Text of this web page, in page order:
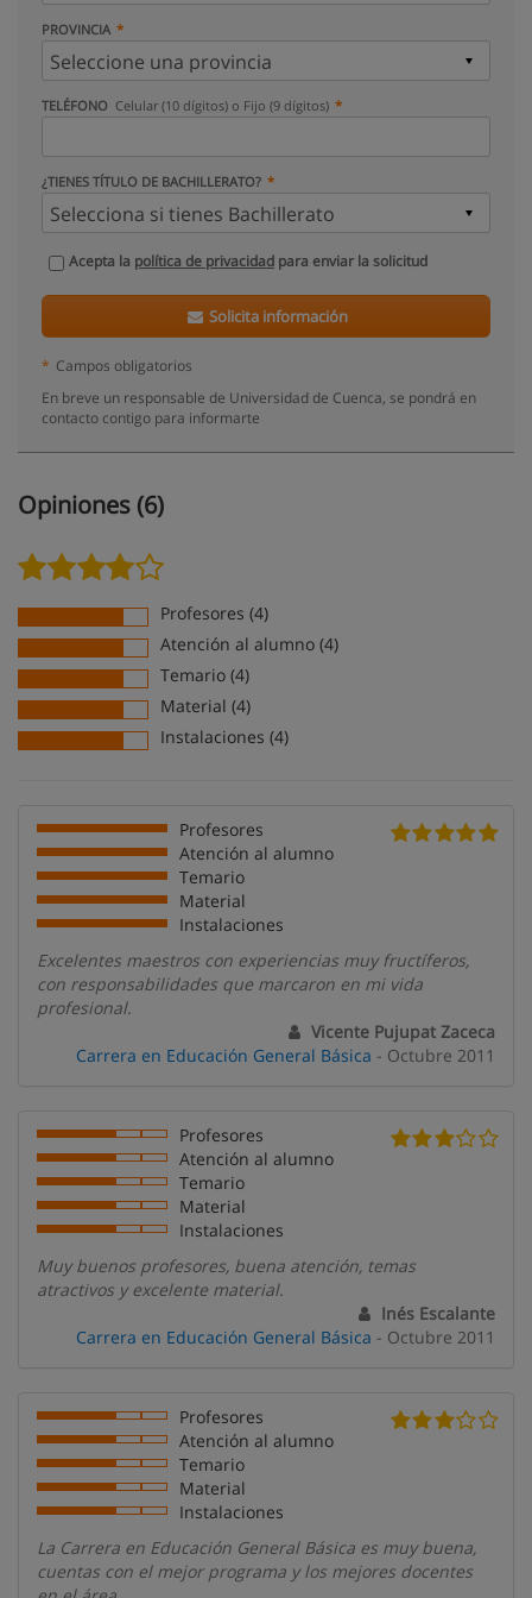
PROVINCIA
TELÉFONO Celular (10 dígitos) o Fijo (9 dígitos)
¿TIENES TÍTULO DE BACHILLERATO?
Acepta la política de privacidad para enviar la solicitud
Solicita información
* Campos obligatorios
En breve un responsable de Universidad de Cuenca, se pondrá en
contacto contigo para informarte
Opiniones (6)
Profesores (4)
Atención al alumno (4)
Temario (4)
Material (4)
Instalaciones (4)
Profesores
Atención al alumno
Temario
Material
Instalaciones
Excelentes maestros con experiencias muy fructíferos,
con responsabilidades que marcaron en mi vida
profesional.
Vicente Pujupat Zaceca
Carrera en Educación General Básica - Octubre 2011
Profesores
Atención al alumno
Temario
Material
Instalaciones
Muy buenos profesores, buena atención, temas
atractivos y excelente material.
Inés Escalante
Carrera en Educación General Básica - Octubre 2011
Profesores
Atención al alumno
Temario
Material
Instalaciones
La Carrera en Educación General Básica es muy buena,
cuentas con el mejor programa y los mejores docentes